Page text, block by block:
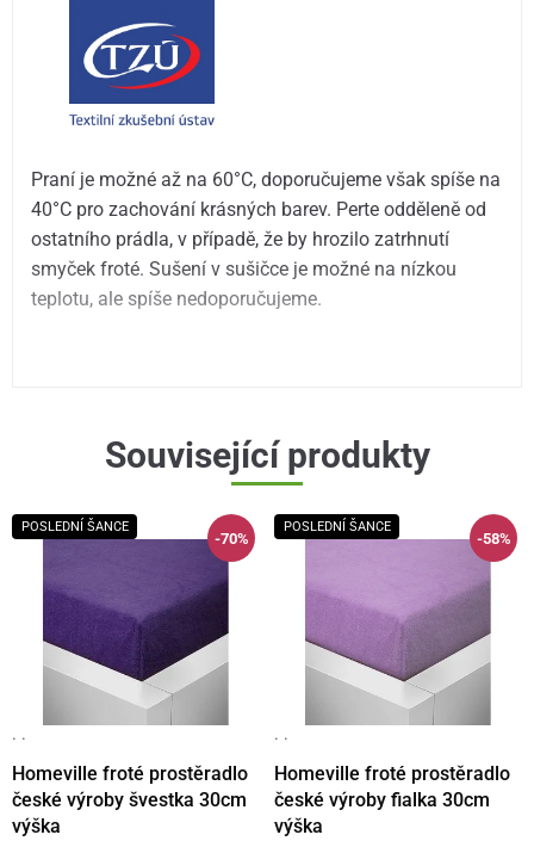
Praní je možné až na 60°C, doporučujeme však spíše na
40°C pro zachování krásných barev. Perte odděleně od
ostatního prádla, v případě, že by hrozilo zatrhnutí
smyček froté. Sušení v sušičce je možné na nízkou
teplotu, ale spíše nedoporučujeme.
Související produkty
POSLEDNÍ ŠANCE
-70%
· ·
Homeville froté prostěradlo
české výroby švestka 30cm
výška
POSLEDNÍ ŠANCE
-58%
· ·
Homeville froté prostěradlo
české výroby fialka 30cm
výška